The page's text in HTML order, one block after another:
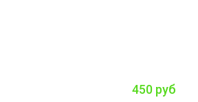
450 руб